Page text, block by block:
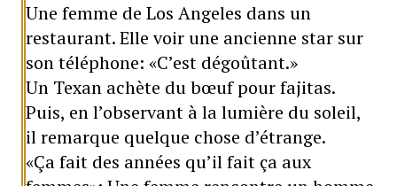
Une femme de Los Angeles dans un
restaurant. Elle voir une ancienne star sur
son téléphone: «C’est dégoûtant.»
Un Texan achète du bœuf pour fajitas.
Puis, en l’observant à la lumière du soleil,
il remarque quelque chose d’étrange.
«Ça fait des années qu’il fait ça aux